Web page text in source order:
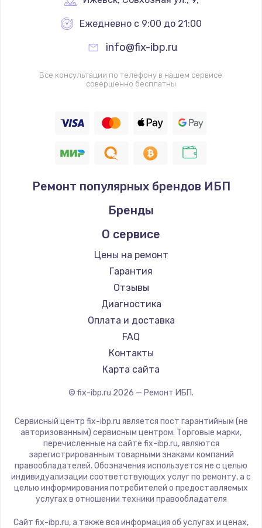
Ежедневно с 9:00 до 21:00
info@fix-ibp.ru
Все консультации по телефону в нашем сервисе
совершенно бесплатны
Ремонт популярных брендов ИБП
Бренды
О сервисе
Цены на ремонт
Гарантия
Отзывы
Диагностика
Оплата и доставка
FAQ
Контакты
Карта сайта
© fix-ibp.ru 2026 — Ремонт ИБП.
Сервисный центр fix-ibp.ru является пост гарантийным (не
авторизованным) сервисным центром. Торговые марки,
перечисленные на сайте fix-ibp.ru, являются
зарегистрированным товарными знаками компаний
правообладателей. Обозначения используется не с целью
индивидуализации соответствующих услуг по ремонту, а с
целью информирования потребителей о предоставляемых
услугах в отношении техники правообладателя
Сайт fix-ibp.ru, а также вся информация об услугах и ценах,